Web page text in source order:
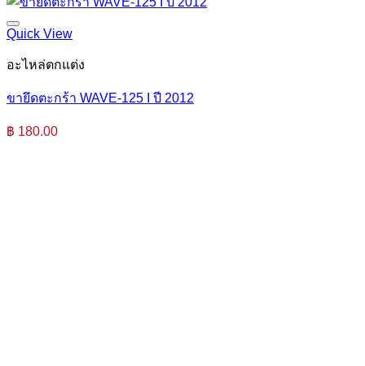
Quick View
อะไหล่ตกแต่ง
ขายึดตะกร้า WAVE-125 I ปี 2012
฿ 180.00